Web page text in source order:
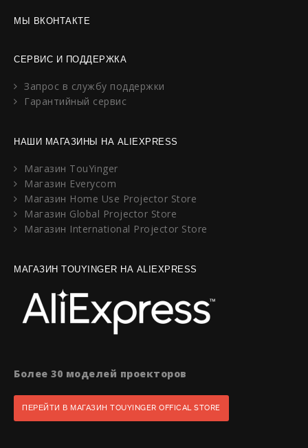
МЫ ВКОНТАКТЕ
СЕРВИС И ПОДДЕРЖКА
Запрос в службу поддержки
Гарантийный сервис
НАШИ МАГАЗИНЫ НА ALIEXPRESS
Магазин TouYinger
Магазин Everycom
Магазин Home Use Projector Store
Магазин Global Projector Store
Магазин International Projector Store
МАГАЗИН TOUYINGER НА ALIEXPRESS
Более 30 моделей проекторов
ПЕРЕЙТИ В МАГАЗИН TOUYINGER OFFICAL STORE